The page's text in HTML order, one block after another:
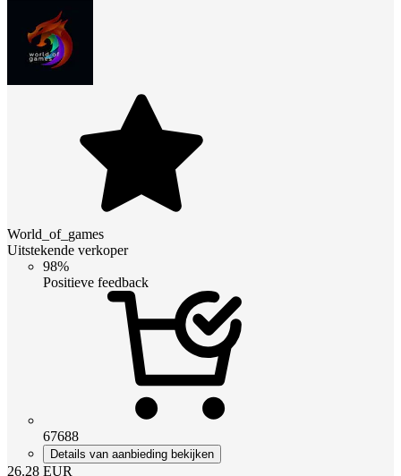
World_of_games
Uitstekende verkoper
98%
Positieve feedback
67688
Details van aanbieding bekijken
26.28 EUR